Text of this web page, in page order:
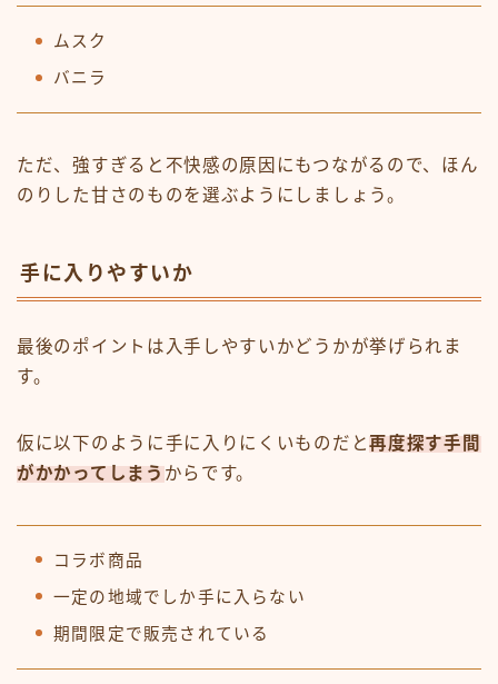
ムスク
バニラ
ただ、強すぎると不快感の原因にもつながるので、ほん
のりした甘さのものを選ぶようにしましょう。
手に入りやすいか
最後のポイントは入手しやすいかどうかが挙げられま
す。
仮に以下のように手に入りにくいものだと再度探す手間
がかかってしまう からです。
コラボ商品
一定の地域でしか手に入らない
期間限定で販売されている